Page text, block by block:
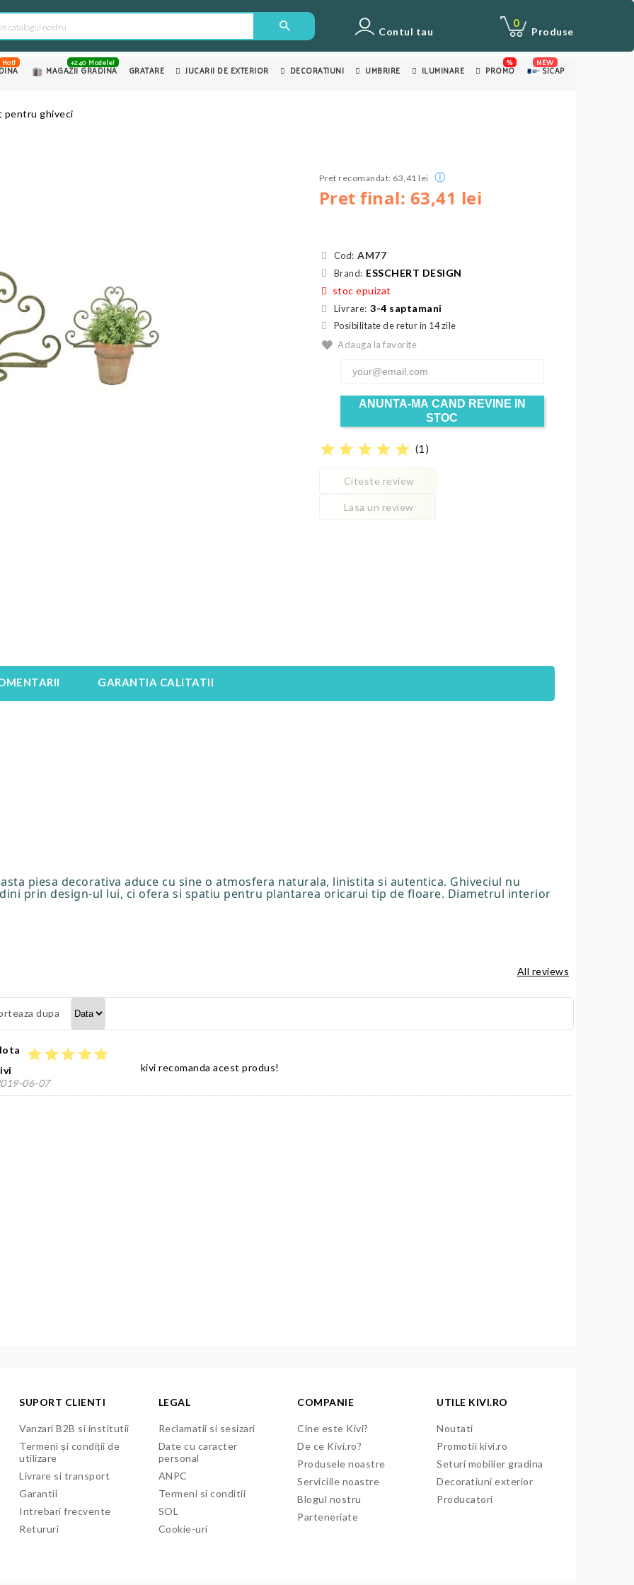
Contul tau Produse
0
Hot!
MAGAZII GRADINA
+240 Modele!
GRATARE JUCARII DE EXTERIOR DECORATIUNI UMBRIRE ILUMINARE PROMO
%
SICAP
NEW
pentru ghiveci
Pret final: 63,41 lei
Pret recomandat: 63,41 lei ⓘ
Cod: AM77
Brand: ESSCHERT DESIGN
stoc epuizat
Livrare: 3-4 saptamani
Posibilitate de retur in 14 zile
Adauga la favorite
ANUNTA-MA CAND REVINE IN
STOC
star star star star star (1 )
Citeste review
Lasa un review
GARANTIA CALITATII
piesa decorativa aduce cu sine o atmosfera naturala, linistita si autentica. Ghiveciul nu
prin design-ul lui, ci ofera si spatiu pentru plantarea oricarui tip de floare. Diametrul interior
All reviews
dupa
starstarstarstarstar
06-07
kivi recomanda acest produs!
SUPORT CLIENTI
Vanzari B2B si institutii
Termeni și condiții de
utilizare
Livrare si transport
Garantii
Intrebari frecvente
Retururi
LEGAL
Reclamatii si sesizari
Date cu caracter
personal
ANPC
Termeni si conditii
SOL
Cookie-uri
COMPANIE
Cine este Kivi?
De ce Kivi.ro?
Produsele noastre
Serviciile noastre
Blogul nostru
Parteneriate
UTILE KIVI.RO
Noutati
Promotii kivi.ro
Seturi mobilier gradina
Decoratiuni exterior
Producatori